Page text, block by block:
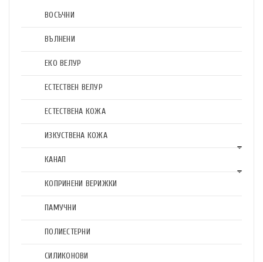
ВОСЪЧНИ
ВЪЛНЕНИ
ЕКО ВЕЛУР
ЕСТЕСТВЕН ВЕЛУР
ЕСТЕСТВЕНА КОЖА
ИЗКУСТВЕНА КОЖА
КАНАП
КОПРИНЕНИ ВЕРИЖКИ
ПАМУЧНИ
ПОЛИЕСТЕРНИ
СИЛИКОНОВИ